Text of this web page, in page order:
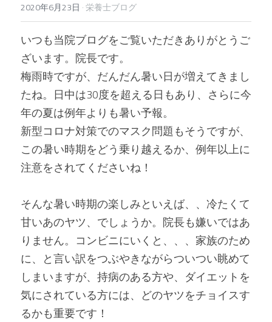
2020年6月23日 ·栄養士ブログ
いつも当院ブログをご覧いただきありがとうご
ざいます。院長です。
梅雨時ですが、だんだん暑い日が増えてきまし
たね。日中は30度を超える日もあり、さらに今
年の夏は例年よりも暑い予報。
新型コロナ対策でのマスク問題もそうですが、
この暑い時期をどう乗り越えるか、例年以上に
注意をされてくださいね！
そんな暑い時期の楽しみといえば、、冷たくて
甘いあのヤツ、でしょうか。院長も嫌いではあ
りません。コンビニにいくと、、、家族のため
に、と言い訳をつぶやきながらついつい眺めて
しまいますが、持病のある方や、ダイエットを
気にされている方には、どのヤツをチョイスす
るかも重要です！